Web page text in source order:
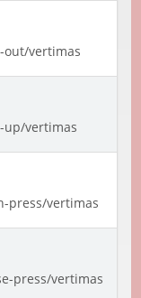
vertimas
vertimas
press/vertimas
press/vertimas